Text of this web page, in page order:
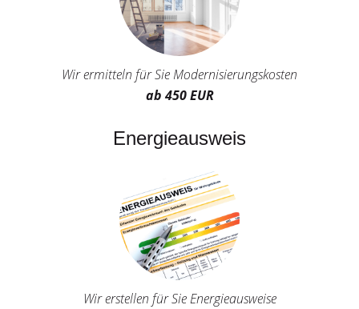
Wir ermitteln für Sie Modernisierungskosten
ab 450 EUR
Energieausweis
Wir erstellen für Sie Energieausweise